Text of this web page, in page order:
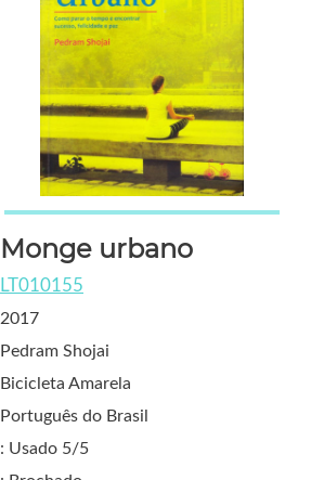
Monge urbano
LT010155
2017
Pedram Shojai
Bicicleta Amarela
Português do Brasil
: Usado 5/5